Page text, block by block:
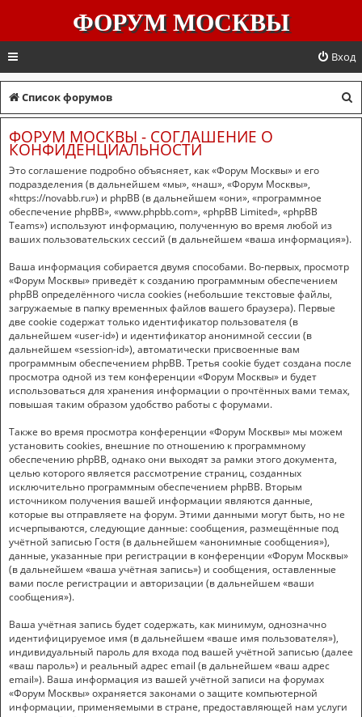
ФОРУМ МОСКВЫ
Вход
Список форумов
о
ФОРУМ МОСКВЫ - СОГЛАШЕНИЕ О
КОНФИДЕНЦИАЛЬНОСТИ
Это соглашение подробно объясняет, как «Форум Москвы» и его
подразделения (в дальнейшем «мы», «наш», «Форум Москвы»,
«https://novabb.ru») и phpBB (в дальнейшем «они», «программное
обеспечение phpBB», «www.phpbb.com», «phpBB Limited», «phpBB
Teams») используют информацию, полученную во время любой из
ваших пользовательских сессий (в дальнейшем «ваша информация»).
Ваша информация собирается двумя способами. Во-первых, просмотр
«Форум Москвы» приведёт к созданию программным обеспечением
phpBB определённого числа cookies (небольшие текстовые файлы,
загружаемые в папку временных файлов вашего браузера). Первые
две cookie содержат только идентификатор пользователя (в
дальнейшем «user-id») и идентификатор анонимной сессии (в
дальнейшем «session-id»), автоматически присвоенные вам
программным обеспечением phpBB. Третья cookie будет создана после
просмотра одной из тем конференции «Форум Москвы» и будет
использоваться для хранения информации о прочтённых вами темах,
повышая таким образом удобство работы с форумами.
Также во время просмотра конференции «Форум Москвы» мы можем
установить cookies, внешние по отношению к программному
обеспечению phpBB, однако они выходят за рамки этого документа,
целью которого является рассмотрение страниц, созданных
исключительно программным обеспечением phpBB. Вторым
источником получения вашей информации являются данные,
которые вы отправляете на форум. Этими данными могут быть, но не
исчерпываются, следующие данные: сообщения, размещённые под
учётной записью Гостя (в дальнейшем «анонимные сообщения»),
данные, указанные при регистрации в конференции «Форум Москвы»
(в дальнейшем «ваша учётная запись») и сообщения, оставленные
вами после регистрации и авторизации (в дальнейшем «ваши
сообщения»).
Ваша учётная запись будет содержать, как минимум, однозначно
идентифицируемое имя (в дальнейшем «ваше имя пользователя»),
индивидуальный пароль для входа под вашей учётной записью (далее
«ваш пароль») и реальный адрес email (в дальнейшем «ваш адрес
email»). Ваша информация из вашей учётной записи на форумах
«Форум Москвы» охраняется законами о защите компьютерной
информации, применяемыми в стране, предоставляющей нам услуги